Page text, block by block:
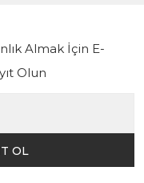
Almak İçin E-
Olun
OL